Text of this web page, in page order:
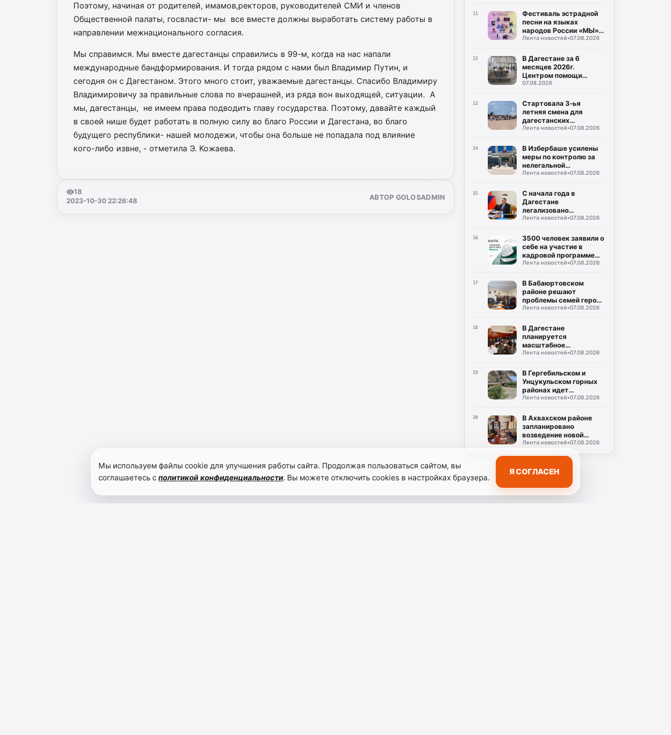
Поэтому, начиная от родителей, имамов,ректоров, руководителей СМИ и членов
Общественной палаты, госвласти- мы все вместе должны выработать систему работы в
направлении межнационального согласия.
Мы справимся. Мы вместе дагестанцы справились в 99-м, когда на нас напали
международные бандформирования. И тогда рядом с нами был Владимир Путин, и
сегодня он с Дагестаном. Этого много стоит, уважаемые дагестанцы. Спасибо Владимиру
Владимировичу за правильные слова по вчерашней, из ряда вон выходящей, ситуации. А
мы, дагестанцы, не имеем права подводить главу государства. Поэтому, давайте каждый
в своей нише будет работать в полную силу во благо России и Дагестана, во благо
будущего республики- нашей молодежи, чтобы она больше не попадала под влияние
кого-либо извне, - отметила Э. Кожаева.
18
2023-10-30 22:26:48
АВТОР GOLOSADMIN
11
Фестиваль эстрадной
песни на языках
народов России «МЫ»
состоится в Дагестане
Лента новостей•07.08.2026
12
В Дагестане за 6
месяцев 2026г.
Центром помощи
участникам СВО
обращений
07.08.2026
13
Стартовала 3-ья
летняя смена для
дагестанских
школьников в Северной
Лента новостей•07.08.2026
14
В Избербаше усилены
меры по контролю за
нелегальной
занятостью населения
Лента новостей•07.08.2026
15
С начала года в
Дагестане
легализовано
трудоустройство
граждан
Лента новостей•07.08.2026
16
3500 человек заявили о
себе на участие в
кадровой программе
«Команда Дагестана»
Лента новостей•07.08.2026
17
В Бабаюртовском
районе решают
проблемы семей героев
СВО
Лента новостей•07.08.2026
18
В Дагестане
планируется
масштабное
обновление 53 центров
Лента новостей•07.08.2026
19
В Гергебильском и
Унцукульском горных
районах идет
восстановление дорог
Лента новостей•07.08.2026
20
В Ахвахском районе
запланировано
возведение новой
поликлиники
Лента новостей•07.08.2026
Мы используем файлы cookie для улучшения работы сайта. Продолжая пользоваться сайтом, вы
соглашаетесь сполитикой конфиденциальности. Вы можете отключить cookies в настройках браузера.
Я СОГЛАСЕН